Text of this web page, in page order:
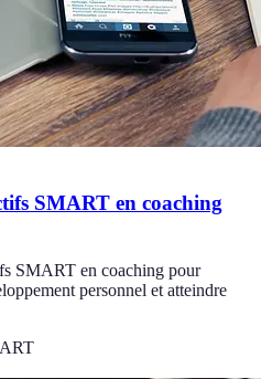
SMART en coaching
SMART en coaching pour
personnel et atteindre